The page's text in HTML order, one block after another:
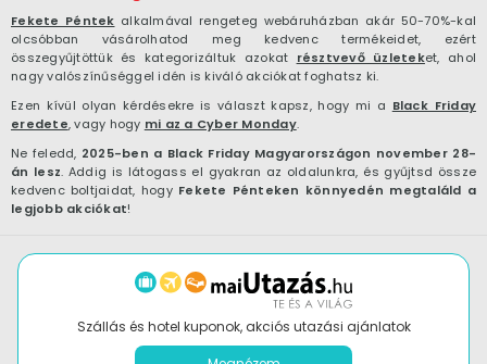
Fekete Péntek alkalmával rengeteg webáruházban akár 50-70%-kal
olcsóbban vásárolhatod meg kedvenc termékeidet, ezért
összegyűjtöttük és kategorizáltuk azokat résztvevő üzleteket, ahol
nagy valószínűséggel idén is kiváló akciókat foghatsz ki.
Ezen kívül olyan kérdésekre is választ kapsz, hogy mi a Black Friday
eredete, vagy hogy mi az a Cyber Monday.
Ne feledd, 2025-ben a Black Friday Magyarországon november 28-
án lesz. Addig is látogass el gyakran az oldalunkra, és gyűjtsd össze
kedvenc boltjaidat, hogy Fekete Pénteken könnyedén megtaláld a
legjobb akciókat!
Szállás és hotel kuponok, akciós utazási ajánlatok